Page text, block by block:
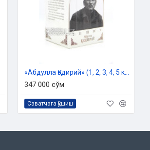
347 000 сўм
Саватчага қўшиш